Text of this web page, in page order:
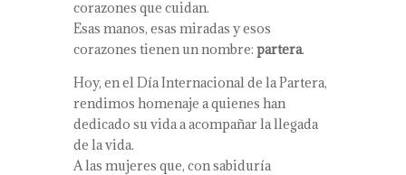
corazones que cuidan.
Esas manos, esas miradas y esos
corazones tienen un nombre: partera.
Hoy, en el Día Internacional de la Partera,
rendimos homenaje a quienes han
dedicado su vida a acompañar la llegada
de la vida.
A las mujeres que, con sabiduría